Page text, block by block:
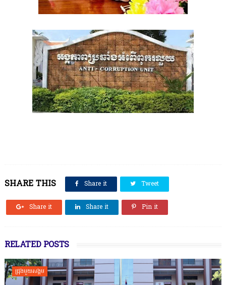
SHARE THIS Share it Tweet
Share it Share it Pin it
RELATED POSTS
ជ្រុងមួយសង្គម